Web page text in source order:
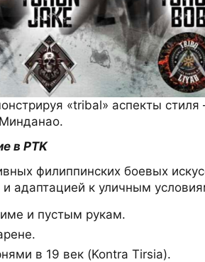
«tribal» аспекты
в PTK
филиппинских боевых
адаптацией к уличным
и пустым рукам.
в 19 век (Kontra Tirsia).